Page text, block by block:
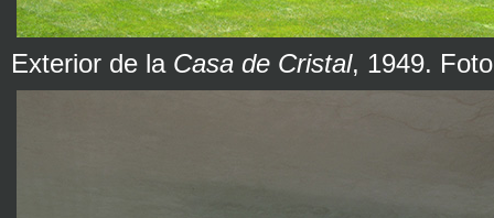
Exterior de la Casa de Cristal, 1949.